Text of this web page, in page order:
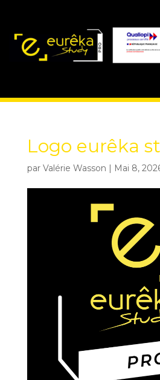
Logo eurêka
par Valérie Wasson | Mai 8,